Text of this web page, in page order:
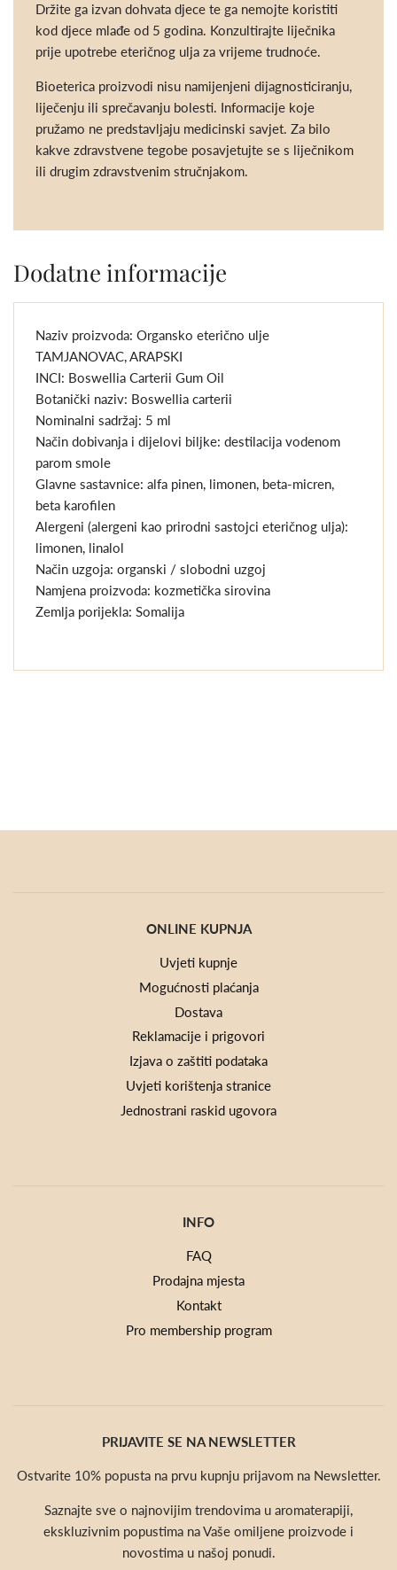
Držite ga izvan dohvata djece te ga nemojte koristiti
kod djece mlađe od 5 godina. Konzultirajte liječnika
prije upotrebe eteričnog ulja za vrijeme trudnoće.
Bioeterica proizvodi nisu namijenjeni dijagnosticiranju,
liječenju ili sprečavanju bolesti. Informacije koje
pružamo ne predstavljaju medicinski savjet. Za bilo
kakve zdravstvene tegobe posavjetujte se s liječnikom
ili drugim zdravstvenim stručnjakom.
Dodatne informacije
Naziv proizvoda: Organsko eterično ulje
TAMJANOVAC, ARAPSKI
INCI: Boswellia Carterii Gum Oil
Botanički naziv: Boswellia carterii
Nominalni sadržaj: 5 ml
Način dobivanja i dijelovi biljke: destilacija vodenom
parom smole
Glavne sastavnice: alfa pinen, limonen, beta-micren,
beta karofilen
Alergeni (alergeni kao prirodni sastojci eteričnog ulja):
limonen, linalol
Način uzgoja: organski / slobodni uzgoj
Namjena proizvoda: kozmetička sirovina
Zemlja porijekla: Somalija
ONLINE KUPNJA
Uvjeti kupnje
Mogućnosti plaćanja
Dostava
Reklamacije i prigovori
Izjava o zaštiti podataka
Uvjeti korištenja stranice
Jednostrani raskid ugovora
INFO
FAQ
Prodajna mjesta
Kontakt
Pro membership program
PRIJAVITE SE NA NEWSLETTER
Ostvarite 10% popusta na prvu kupnju prijavom na Newsletter.
Saznajte sve o najnovijim trendovima u aromaterapiji,
ekskluzivnim popustima na Vaše omiljene proizvode i
novostima u našoj ponudi.